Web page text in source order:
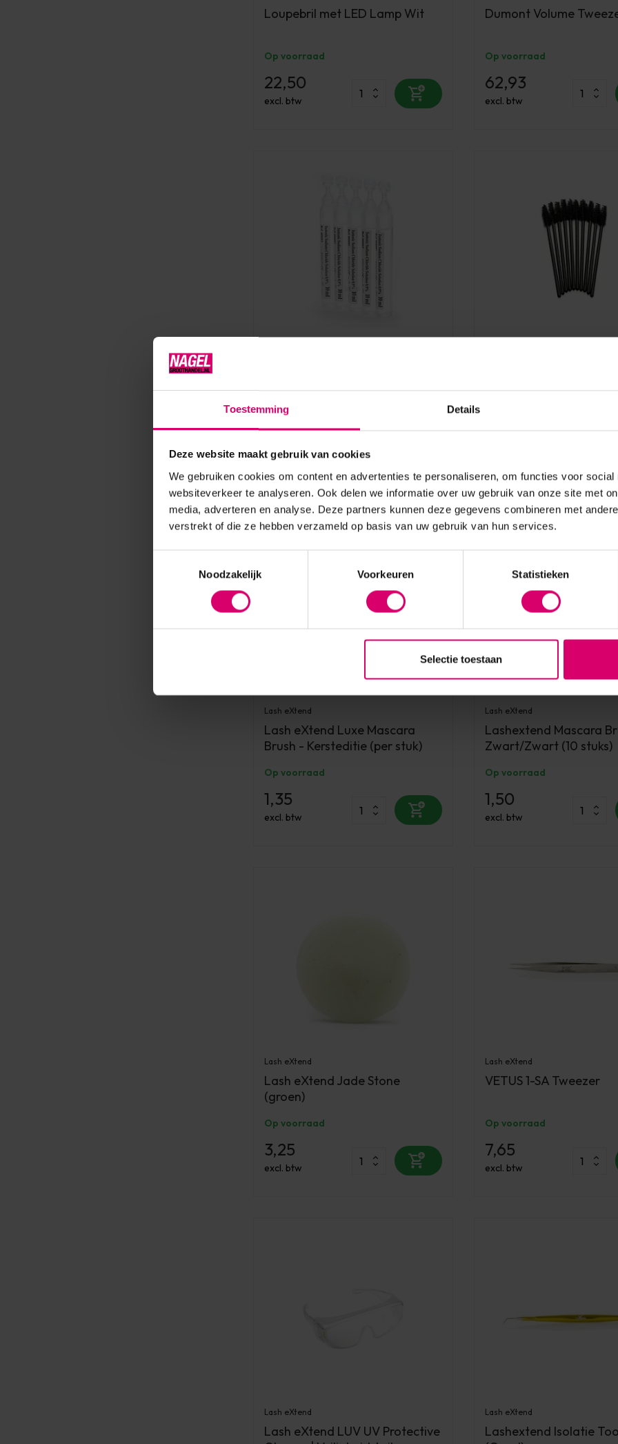
Toestemming Details
Deze website maakt gebruik van cookies
We gebruiken cookies om content en advertenties te personaliseren, om functies voor social
websiteverkeer te analyseren. Ook delen we informatie over uw gebruik van onze site met
media, adverteren en analyse. Deze partners kunnen deze gegevens combineren met
verstrekt of die ze hebben verzameld op basis van uw gebruik van hun services.
Noodzakelijk
Voorkeuren Statistieken
Selectie toestaan
Loupebril met LED Lamp Wit
Op voorraad
22,50
excl. btw
Dumont Volume
Op voorraad
62,93
excl. btw
1,99
(100 stuks)
Lash eXtend
Lash eXtend Luxe Mascara
Brush - Kersteditie (per stuk)
Op voorraad
1,35
excl. btw
Lash eXtend
Lashextend Mascara
Zwart/Zwart (10 stuks)
Op voorraad
1,50
excl. btw
Lash eXtend
Lash eXtend Jade Stone
(groen)
Op voorraad
3,25
excl. btw
Lash eXtend
VETUS 1-SA Tweezer
Op voorraad
7,65
excl. btw
Lash eXtend
Lash eXtend LUV UV Protective
Lash eXtend
Lashextend Isolatie